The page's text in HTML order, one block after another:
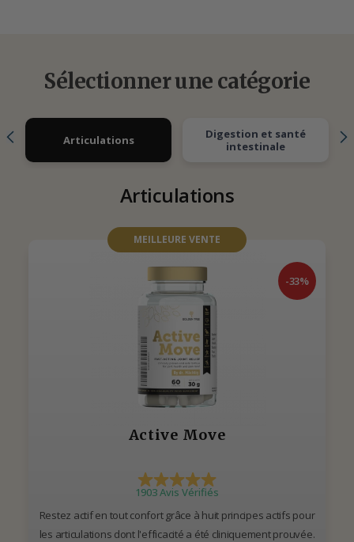
Sélectionner une catégorie
Articulations
Digestion et santé
intestinale
Articulations
MEILLEURE VENTE
-33%
Active Move
1903 Avis Vérifiés
Restez actif en tout confort grâce à huit principes actifs pour
les articulations dont l'efficacité a été cliniquement prouvée.